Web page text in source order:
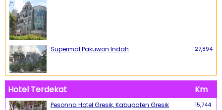
Supermal Pakuwon Indah 27,894
Hotel Terdekat Km
Pesonna Hotel Gresik, Kabupaten Gresik 15,744